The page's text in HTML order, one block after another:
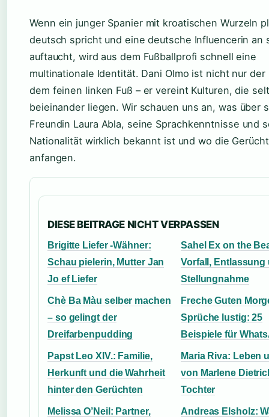
Wenn ein junger Spanier mit kroatischen Wurzeln
deutsch spricht und eine deutsche Influencerin an
auftaucht, wird aus dem Fußballprofi schnell eine
multinationale Identität. Dani Olmo ist nicht nur der
dem feinen linken Fuß – er vereint Kulturen, die
beieinander liegen. Wir schauen uns an, was über
Freundin Laura Abla, seine Sprachkenntnisse und
Nationalität wirklich bekannt ist und wo die
anfangen.
DIESE BEITRAGE NICHT VERPASSEN
Brigitte Liefer -Wähner:
Schau pielerin, Mutter Jan
Jo ef Liefer
Sahel Ex on the
Vorfall, Entlassung
Stellungnahme
Chè Ba Màu selber machen
– so gelingt der
Dreifarbenpudding
Freche Guten
Sprüche lustig: 25
Beispiele für
Papst Leo XIV.: Familie,
Herkunft und die Wahrheit
hinter den Gerüchten
Maria Riva: Leben
von Marlene
Tochter
Melissa O’Neil: Partner,
Andreas Elsholz: